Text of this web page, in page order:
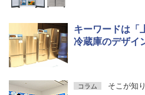
キーワードは「
冷蔵庫のデザイ
コラム そこが知